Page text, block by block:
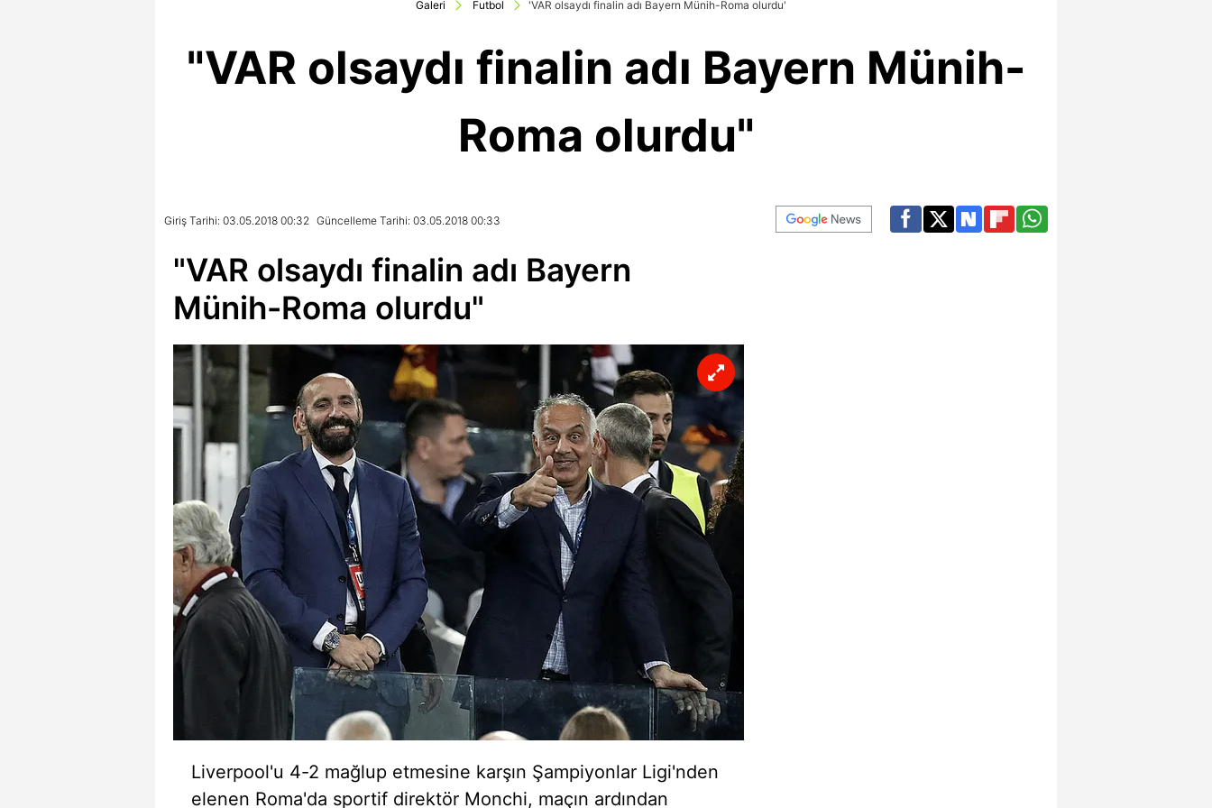
Galeri Futbol 'VAR olsaydı finalin adı Bayern Münih-Roma olurdu'
"VAR olsaydı finalin adı Bayern Münih-
Roma olurdu"
Giriş Tarihi: 03.05.2018 00:32 Güncelleme Tarihi: 03.05.2018 00:33
"VAR olsaydı finalin adı Bayern
Münih-Roma olurdu"
Liverpool'u 4-2 mağlup etmesine karşın Şampiyonlar Ligi'nden
elenen Roma'da sportif direktör Monchi, maçın ardından